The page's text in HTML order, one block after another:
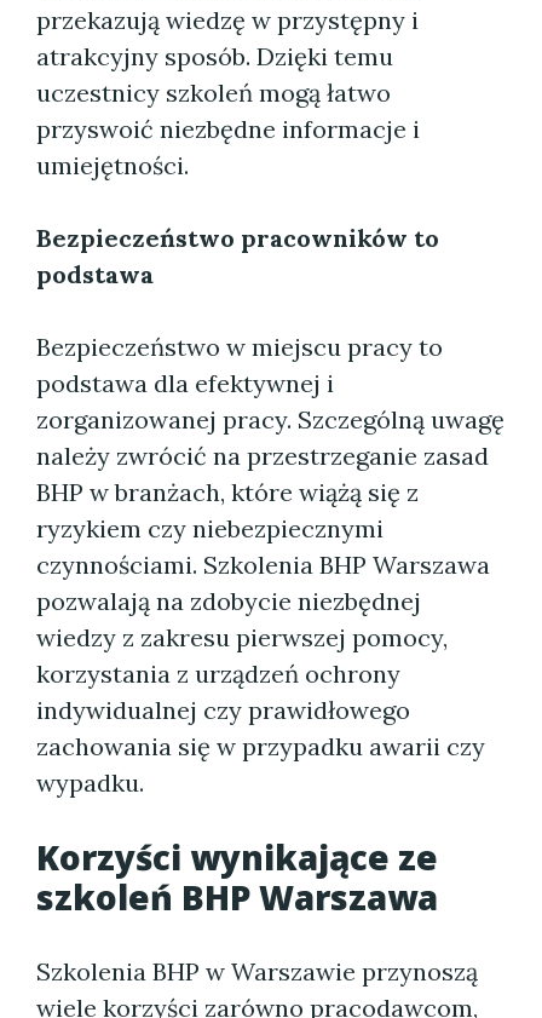
przekazują wiedzę w przystępny i
atrakcyjny sposób. Dzięki temu
uczestnicy szkoleń mogą łatwo
przyswoić niezbędne informacje i
umiejętności.
Bezpieczeństwo pracowników to
podstawa
Bezpieczeństwo w miejscu pracy to
podstawa dla efektywnej i
zorganizowanej pracy. Szczególną uwagę
należy zwrócić na przestrzeganie zasad
BHP w branżach, które wiążą się z
ryzykiem czy niebezpiecznymi
czynnościami. Szkolenia BHP Warszawa
pozwalają na zdobycie niezbędnej
wiedzy z zakresu pierwszej pomocy,
korzystania z urządzeń ochrony
indywidualnej czy prawidłowego
zachowania się w przypadku awarii czy
wypadku.
Korzyści wynikające ze
szkoleń BHP Warszawa
Szkolenia BHP w Warszawie przynoszą
wiele korzyści zarówno pracodawcom,